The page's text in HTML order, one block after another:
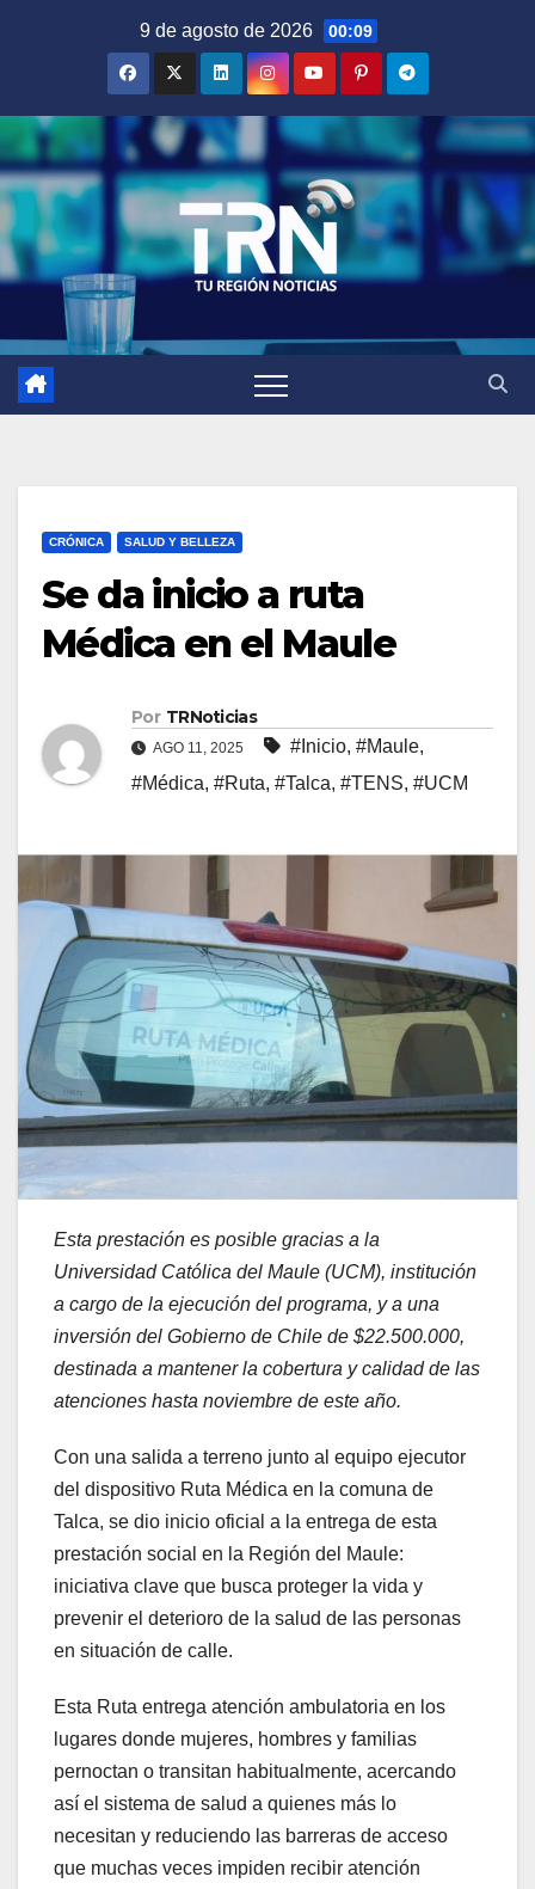
9 de agosto de 2026 00:09
CRÓNICA SALUD Y BELLEZA
Se da inicio a ruta
Médica en el Maule
Por TRNoticias
AGO 11, 2025 #Inicio, #Maule,
#Médica, #Ruta, #Talca, #TENS, #UCM
Esta prestación es posible gracias a la
Universidad Católica del Maule (UCM), institución
a cargo de la ejecución del programa, y a una
inversión del Gobierno de Chile de $22.500.000,
destinada a mantener la cobertura y calidad de las
atenciones hasta noviembre de este año.
Con una salida a terreno junto al equipo ejecutor
del dispositivo Ruta Médica en la comuna de
Talca, se dio inicio oficial a la entrega de esta
prestación social en la Región del Maule:
iniciativa clave que busca proteger la vida y
prevenir el deterioro de la salud de las personas
en situación de calle.
Esta Ruta entrega atención ambulatoria en los
lugares donde mujeres, hombres y familias
pernoctan o transitan habitualmente, acercando
así el sistema de salud a quienes más lo
necesitan y reduciendo las barreras de acceso
que muchas veces impiden recibir atención